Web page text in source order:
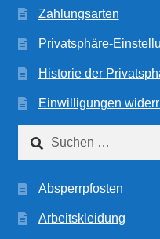
Zahlungsarten
Privatsphäre-
Historie der
Einwilligungen
Suchen
nach:
Absperrpfosten
Arbeitskleidung